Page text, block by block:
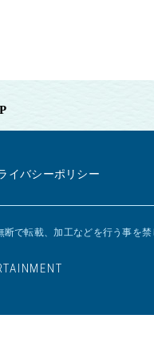
イバシーポリシー
断で転載、加工などを行う事を